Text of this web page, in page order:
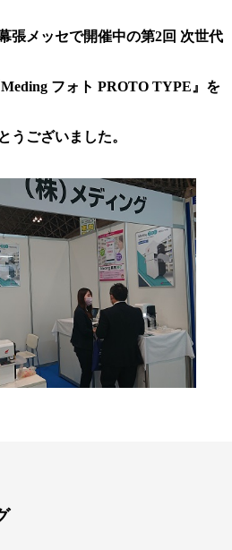
合わせ
張メッセで開催中の第2回 次世代
フォト PROTO TYPE』を
うございました。